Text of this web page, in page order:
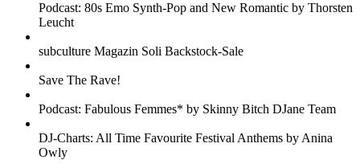
Podcast: 80s Emo Synth-Pop and New Romantic by Thorsten
Leucht
subculture Magazin Soli Backstock-Sale
Save The Rave!
Podcast: Fabulous Femmes* by Skinny Bitch DJane Team
DJ-Charts: All Time Favourite Festival Anthems by Anina
Owly